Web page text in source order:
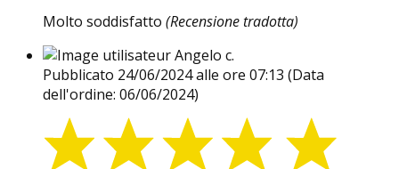
Molto soddisfatto (Recensione tradotta)
Angelo c.
Pubblicato 24/06/2024 alle ore 07:13 (Data
dell'ordine: 06/06/2024)